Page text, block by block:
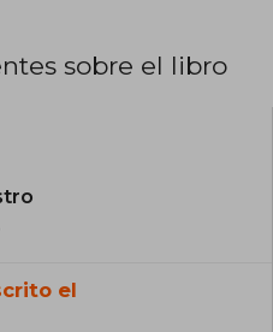
sobre el libro
el